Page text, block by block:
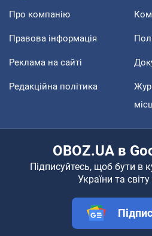
Про компанію
Правова інформація
Реклама на сайті
Редакційна політика
OBOZ.UA в
Підписуйтесь, щоб бути в
України та світу